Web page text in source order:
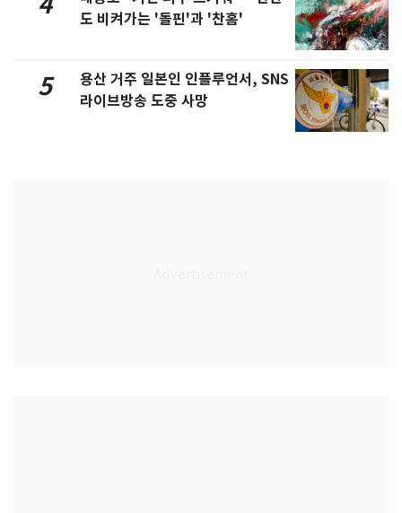
도 비켜가는 '돌핀'과 '찬홈'
5
용산 거주 일본인 인플루언서, SNS
라이브방송 도중 사망